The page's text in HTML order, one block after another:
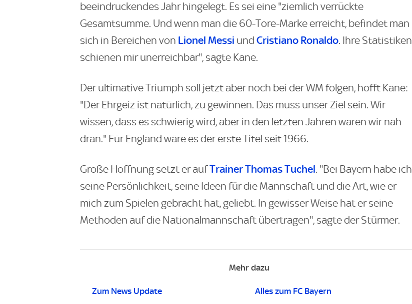
beeindruckendes Jahr hingelegt. Es sei eine "ziemlich verrückte
Gesamtsumme. Und wenn man die 60-Tore-Marke erreicht, befindet man
sich in Bereichen von Lionel Messi und Cristiano Ronaldo. Ihre Statistiken
schienen mir unerreichbar", sagte Kane.
Der ultimative Triumph soll jetzt aber noch bei der WM folgen, hofft Kane:
"Der Ehrgeiz ist natürlich, zu gewinnen. Das muss unser Ziel sein. Wir
wissen, dass es schwierig wird, aber in den letzten Jahren waren wir nah
dran." Für England wäre es der erste Titel seit 1966.
Große Hoffnung setzt er aufTrainer Thomas Tuchel. "Bei Bayern habe ich
seine Persönlichkeit, seine Ideen für die Mannschaft und die Art, wie er
mich zum Spielen gebracht hat, geliebt. In gewisser Weise hat er seine
Methoden auf die Nationalmannschaft übertragen", sagte der Stürmer.
Mehr dazu
Zum News Update Alles zum FC Bayern